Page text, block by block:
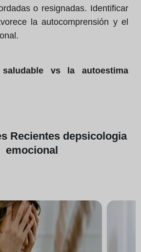
o resignadas. Identificar
la autocomprensión y el
saludable vs la autoestima
Recientes depsicologia
emocional